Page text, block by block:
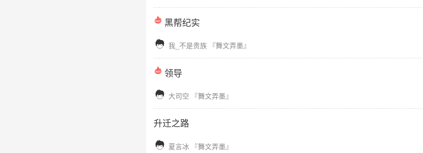
黑帮纪实
 我_不是贵族 『舞文弄墨』
领导
 大司空 『舞文弄墨』
升迁之路
 夏言冰 『舞文弄墨』